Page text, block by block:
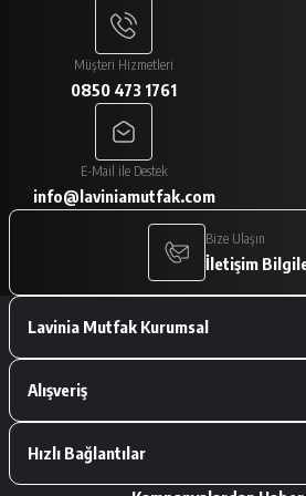
Paketlemesi ve ürünlerin istediğim gibi
gelmesi çok iyiydi
A... V... | 29/01/2026
Paketleme çok iyiydi. Ürünler tam
istediğimiz gibiydi.
A... V... | 29/01/2026
Deneyimini Paylaş
Müşteri Hizmetleri
0850 473 1761
E-Mail ile Destek
info@laviniamutfak.com
Bize Ulaşın
İletişim
Lavinia Mutfak Kurumsal
Alışveriş
Hızlı Bağlantılar